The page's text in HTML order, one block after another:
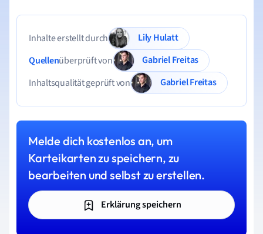
Inhalte erstellt durch
Lily Hulatt
Quellenüberprüft von
Gabriel Freitas
Inhaltsqualität geprüft von
Gabriel Freitas
Melde dich kostenlos an, um
Karteikarten zu speichern, zu
bearbeiten und selbst zu erstellen.
Erklärung speichern